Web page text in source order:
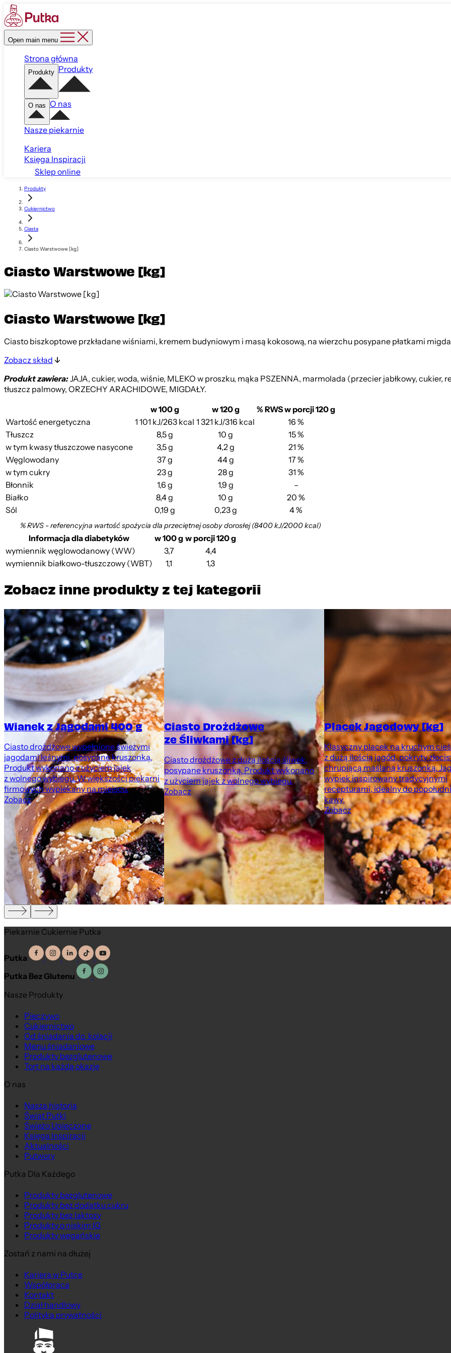
Open main menu
Strona główna
Produkty Produkty
O nas O nas
Nasze piekarnie
Kariera
Księga Inspiracji
Sklep online
Produkty
Cukiernictwo
Ciasta
Ciasto Warstwowe [kg]
Ciasto Warstwowe [kg]
Ciasto Warstwowe [kg]
Ciasto biszkoptowe przkładane wiśniami, kremem budyniowym i masą kokosową, na wierzchu posypane płatkami
Zobacz skład
Produkt zawiera:JAJA, cukier, woda, wiśnie, MLEKO w proszku, mąka PSZENNA, marmolada (przecier jabłkowy,
tłuszcz palmowy, ORZECHY ARACHIDOWE, MIGDAŁY.
w 100 g
w 120 g
% RWS w porcji 120 g
Wartość energetyczna
1 101 kJ/263 kcal 1 321 kJ/316 kcal
16 %
Tłuszcz
8,5 g 10 g
15 %
w tym kwasy tłuszczowe nasycone
3,5 g 4,2 g
21 %
Węglowodany
37 g 44 g
17 %
w tym cukry
23 g 28 g
31 %
Błonnik
1,6 g 1,9 g
–
Białko
8,4 g 10 g
20 %
Sól
0,19 g 0,23 g 4 %
% RWS - referencyjna wartość spożycia dla przeciętnej osoby dorosłej (8400 kJ/2000 kcal)
Informacja dla diabetyków w 100 gw porcji 120 g
wymiennik węglowodanowy (WW)
3,7
4,4
wymiennik białkowo-tłuszczowy (WBT)
1,1 1,3
Zobacz inne produkty z tej kategorii
Wianek z Jagodami 400 g
Ciasto drożdżowe wypełnione świeżymi
jagodami leśnymi, posypane kruszonką.
Produkt wykonano z użyciem jajek
z wolnego wybiegu. W większości piekarni
firmowych wypiekany na miejscu.
Zobacz
Ciasto Drożdżowe
ze Śliwkami [kg]
Ciasto drożdżowe z dużą ilością śliwek,
posypane kruszonką. Produkt wykonano
z użyciem jajek z wolnego wybiegu.
Zobacz
Placek Jagodowy [kg]
Klasyczny placek na kruchym
z dużą ilością jagód, pokryty
chrupiącą maślaną kruszonką.
wypiek inspirowany tradycyjnymi
recepturami, idealny do
kawy.
Zobacz
Piekarnie Cukiernie Putka
Putka
Putka Bez Glutenu
Nasze Produkty
Pieczywo
Cukiernictwo
Od śniadania do kolacji
Menu śniadaniowe
Produkty bezglutenowe
Tort na każdą okazję
O nas
Nasza historia
Świat Putki
Świeżo Upieczone
Księga Inspiracji
Aktualności
Putwory
Putka Dla Każdego
Produkty bezglutenowe
Produkty bez dodatku cukru
Produkty bez laktozy
Produkty o niskim IG
Produkty wegańskie
Zostań z nami na dłużej
Kariera w Putce
Współpraca
Kontakt
Dział handlowy
Polityka prywatności